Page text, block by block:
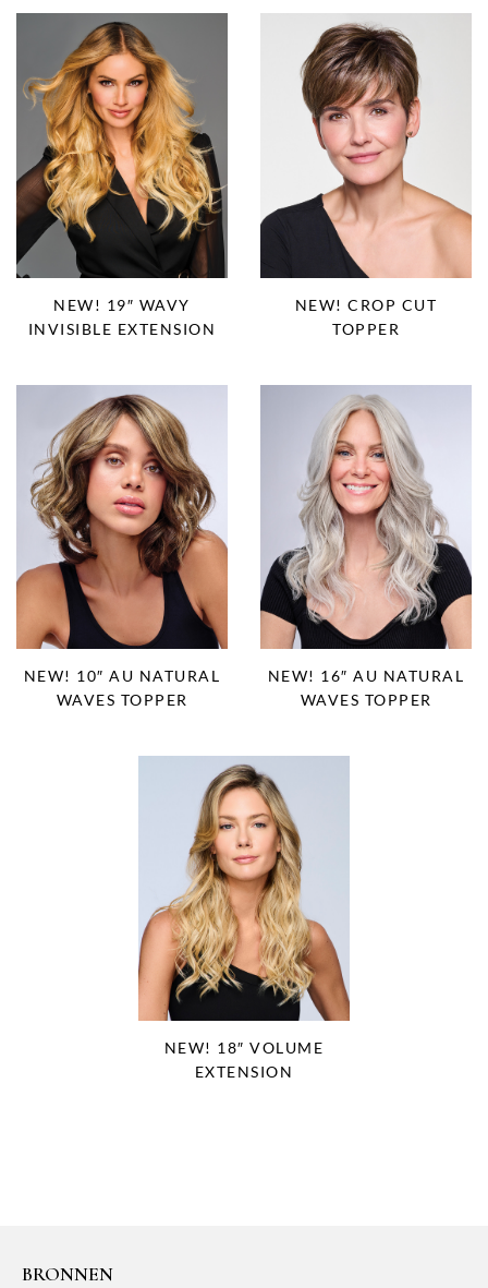
NEW! 19″ WAVY
INVISIBLE EXTENSION
NEW! CROP CUT
TOPPER
NEW! 10″ AU NATURAL
WAVES TOPPER
NEW! 16″ AU NATURAL
WAVES TOPPER
NEW! 18″ VOLUME
EXTENSION
BRONNEN